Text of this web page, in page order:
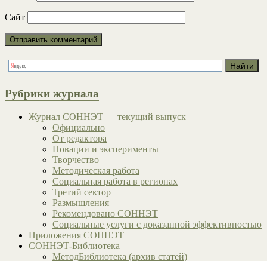
Сайт
Рубрики журнала
Журнал СОННЭТ — текущий выпуск
Официально
От редактора
Новации и эксперименты
Творчество
Методическая работа
Социальная работа в регионах
Третий сектор
Размышления
Рекомендовано СОННЭТ
Социальные услуги с доказанной эффективностью
Приложения СОННЭТ
СОННЭТ-Библиотека
МетодБиблиотека (архив статей)